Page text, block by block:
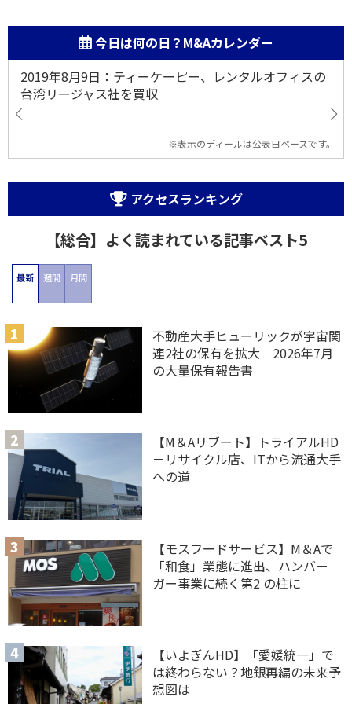
今日は何の日？M&Aカレンダー
2019年8月9日：ティーケーピー、レンタルオフィスの
台湾リージャス社を買収
※表示のディールは公表日ベースです。
アクセスランキング
【総合】よく読まれている記事ベスト5
最新 週間 月間
不動産大手ヒューリックが宇宙関
連2社の保有を拡大 2026年7月
の大量保有報告書
【M＆Aリブート】トライアルHD
－リサイクル店、ITから流通大手
への道
【モスフードサービス】M＆Aで
「和食」業態に進出、ハンバー
ガー事業に続く第2 の柱に
【いよぎんHD】「愛媛統一」で
は終わらない？地銀再編の未来予
想図は